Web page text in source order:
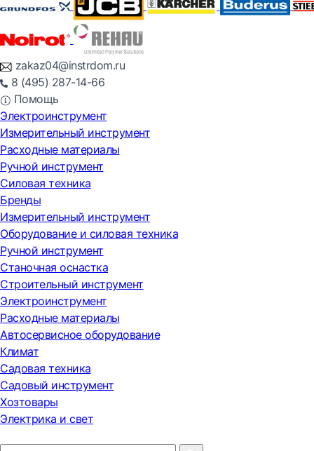
zakaz04@instrdom.ru
8 (495) 287-14-66
Помощь
Электроинструмент
Измерительный инструмент
Расходные материалы
Ручной инструмент
Силовая техника
Бренды
Измерительный инструмент
Оборудование и силовая техника
Ручной инструмент
Станочная оснастка
Строительный инструмент
Электроинструмент
Расходные материалы
Автосервисное оборудование
Климат
Садовая техника
Садовый инструмент
Хозтовары
Электрика и свет